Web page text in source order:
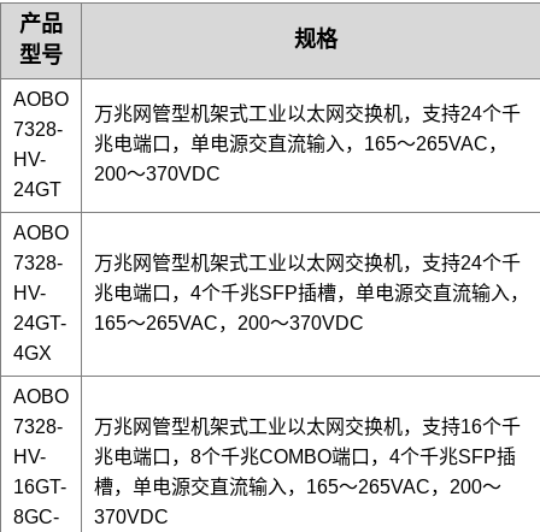
产品
型号
规格
AOBO
7328-
HV-
24GT
万兆网管型机架式工业以太网交换机，支持24个千
兆电端口， 单电源交直流输入，165～265VAC，
200～370VDC
AOBO
7328-
HV-
24GT-
4GX
万兆网管型机架式工业以太网交换机， 支持24个千
兆电端口，4个千兆SFP插槽， 单电源交直流输入，
165～265VAC，200～370VDC
AOBO
7328-
HV-
16GT-
8GC-
万兆网管型机架式工业以太网交换机， 支持16个千
兆电端口，8个千兆COMBO端口，4个千兆SFP插
槽， 单电源交直流输入，165～265VAC，200～
370VDC